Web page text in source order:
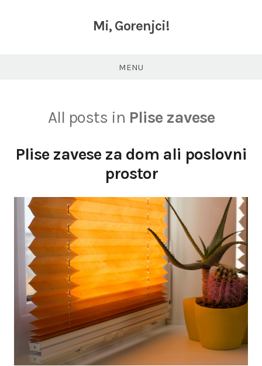
Mi, Gorenjci!
MENU
All posts in Plise zavese
Plise zavese za dom ali poslovni
prostor